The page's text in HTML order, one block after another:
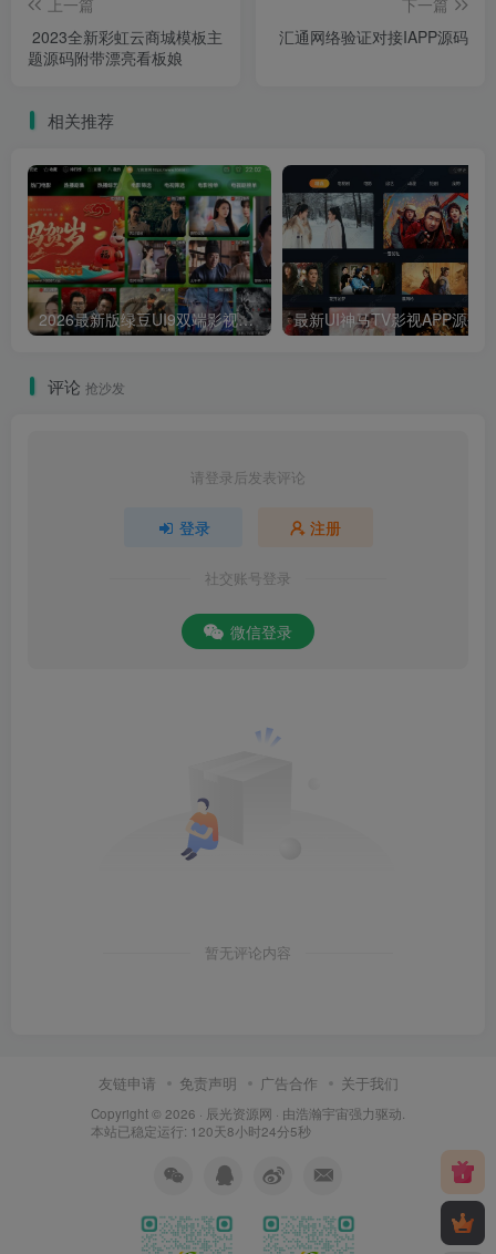
2023全新彩虹云商城模板主
题源码附带漂亮看板娘
汇通网络验证对接IAPP源码
相关推荐
2026最新版绿豆UI9双端影视APP源码
评论 抢沙发
请登录后发表评论
登录 注册
社交账号登录
微信登录
暂无评论内容
友链申请 免责声明 广告合作 关于我们
Copyright © 2026 · 辰光资源网 · 由浩瀚宇宙强力驱动.
本站已稳定运行: 120天8小时24分6秒